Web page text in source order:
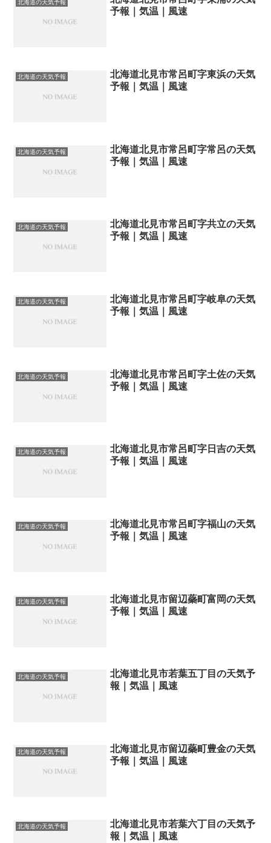
北海道の天気予報
予報｜気温｜風速
北海道の天気予報
北海道北見市常呂町字東浜の天気
予報｜気温｜風速
北海道の天気予報
北海道北見市常呂町字常呂の天気
予報｜気温｜風速
北海道の天気予報
北海道北見市常呂町字共立の天気
予報｜気温｜風速
北海道の天気予報
北海道北見市常呂町字岐阜の天気
予報｜気温｜風速
北海道の天気予報
北海道北見市常呂町字土佐の天気
予報｜気温｜風速
北海道の天気予報
北海道北見市常呂町字日吉の天気
予報｜気温｜風速
北海道の天気予報
北海道北見市常呂町字福山の天気
予報｜気温｜風速
北海道の天気予報
北海道北見市留辺蘂町富岡の天気
予報｜気温｜風速
北海道の天気予報
北海道北見市若葉五丁目の天気予
報｜気温｜風速
北海道の天気予報
北海道北見市留辺蘂町豊金の天気
予報｜気温｜風速
北海道の天気予報
北海道北見市若葉六丁目の天気予
報｜気温｜風速